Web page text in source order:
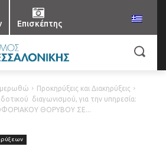
Επισκέπτης
Προκηρύξεις και Διακηρύξεις
διαγωνισμού, για την υπηρεσία:
ΘΟΡΥΒΟΥ ΣΕ...